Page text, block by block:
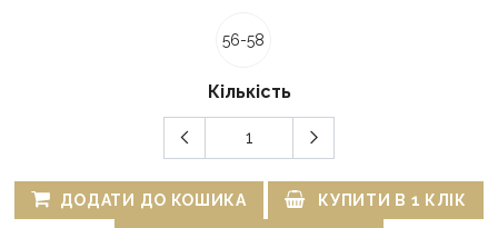
56-58
Кількість
ДОДАТИ ДО КОШИКА КУПИТИ В 1 КЛІК